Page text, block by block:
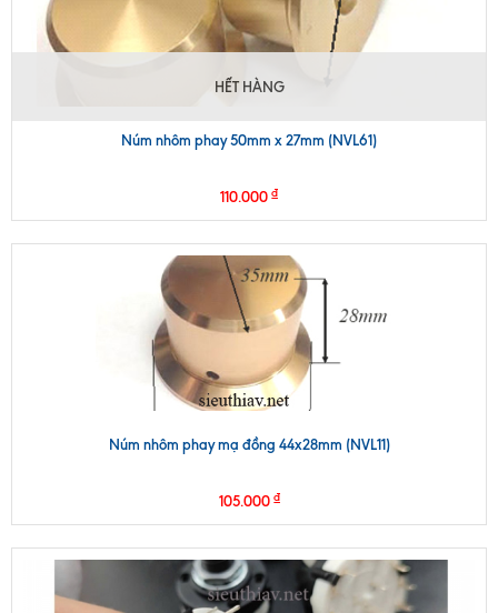
Núm nhôm phay 50mm x 27mm (NVL61)
110.000 ₫
HẾT HÀNG
Núm nhôm phay mạ đồng 44x28mm (NVL11)
105.000 ₫